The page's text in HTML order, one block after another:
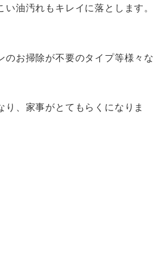
油汚れもキレイに落とします。
お掃除が不要のタイプ等様々な
、家事がとてもらくになりま